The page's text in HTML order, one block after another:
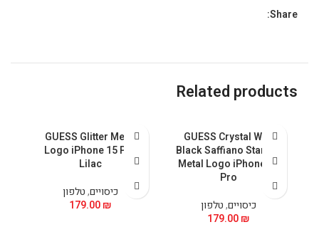
Share:
Related products
GUESS Crystal With
Black Saffiano Stand &
Metal Logo iPhone 15
Pro
כיסויים,טלפון
179.00₪
GUESS Glitter Metal
Logo iPhone 15 Pro
Lilac
כיסויים,טלפון
179.00₪